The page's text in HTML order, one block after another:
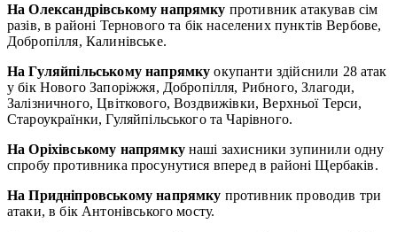
На Олександрівському напрямку противник атакував сім
разів, в районі Тернового та бік населених пунктів Вербове,
Добропілля, Калинівське.
На Гуляйпільському напрямкуокупанти здійснили 28 атак
у бік Нового Запоріжжя, Добропілля, Рибного, Злагоди,
Залізничного, Цвіткового, Воздвижівки, Верхньої Терси,
Староукраїнки, Гуляйпільського та Чарівного.
На Оріхівському напрямкунаші захисники зупинили одну
спробу противника просунутися вперед в районі Щербаків.
На Придніпровському напрямку противник проводив три
атаки, в бік Антонівського мосту.